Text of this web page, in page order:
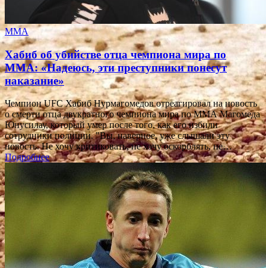
MMA
Хабиб об убийстве отца чемпиона мира по
ММА: «Надеюсь, эти преступники понесут
наказание»
Чемпион UFC Хабиб Нурмагомедов отреагировал на новость
о смерти отца двукратного чемпиона мира по ММА Магомеда
Юнусилау, который умер после того, как его избили
сотрудники полиции. "Вы, наверное, уже слышали эту
новость. Не хочу критиковать, не хочу оскорблять, не…
Подробнее